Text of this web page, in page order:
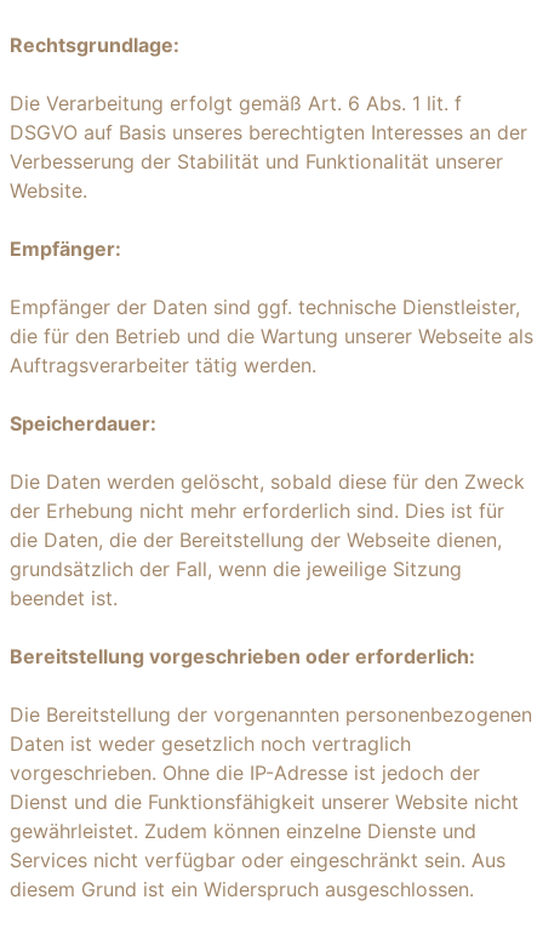
Rechtsgrundlage:
Die Verarbeitung erfolgt gemäß Art. 6 Abs. 1 lit. f
DSGVO auf Basis unseres berechtigten Interesses an der
Verbesserung der Stabilität und Funktionalität unserer
Website.
Empfänger:
Empfänger der Daten sind ggf. technische Dienstleister,
die für den Betrieb und die Wartung unserer Webseite als
Auftragsverarbeiter tätig werden.
Speicherdauer:
Die Daten werden gelöscht, sobald diese für den Zweck
der Erhebung nicht mehr erforderlich sind. Dies ist für
die Daten, die der Bereitstellung der Webseite dienen,
grundsätzlich der Fall, wenn die jeweilige Sitzung
beendet ist.
Bereitstellung vorgeschrieben oder erforderlich:
Die Bereitstellung der vorgenannten personenbezogenen
Daten ist weder gesetzlich noch vertraglich
vorgeschrieben. Ohne die IP-Adresse ist jedoch der
Dienst und die Funktionsfähigkeit unserer Website nicht
gewährleistet. Zudem können einzelne Dienste und
Services nicht verfügbar oder eingeschränkt sein. Aus
diesem Grund ist ein Widerspruch ausgeschlossen.